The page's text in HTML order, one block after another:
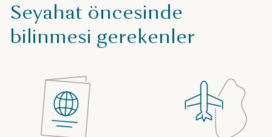
Seyahat öncesinde
bilinmesi gerekenler